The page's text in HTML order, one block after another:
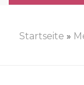
Startseite »